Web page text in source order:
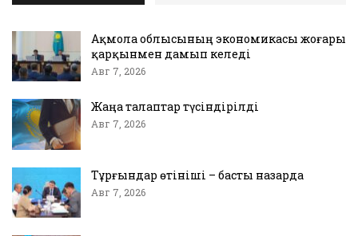
Ақмола облысының экономикасы жоғары
қарқынмен дамып келеді
Авг 7, 2026
Жаңа талаптар түсіндірілді
Авг 7, 2026
Тұрғындар өтініші – басты назарда
Авг 7, 2026